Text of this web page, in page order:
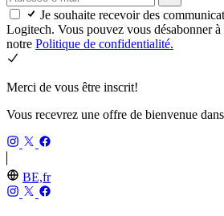
Je souhaite recevoir des
Logitech. Vous pouvez vous désabonner
notre Politique de confidentialité.
Merci de vous être inscrit!
Vous recevrez une offre de bienvenue
BE,fr